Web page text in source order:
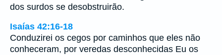
dos surdos se desobstruirão.
Isaías 42:16-18
Conduzirei os cegos por caminhos que eles não
conheceram, por veredas desconhecidas Eu os